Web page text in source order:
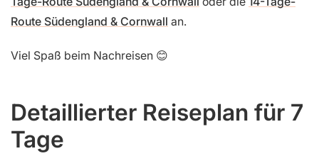
Route Südengland & Cornwall an.
Viel Spaß beim Nachreisen 😊
Detaillierter Reiseplan für 7
Tage